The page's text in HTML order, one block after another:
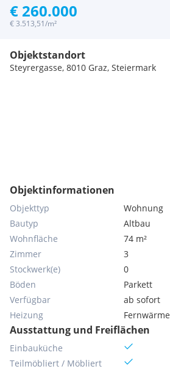
€ 260.000
€ 3.513,51/m²
Objektstandort
Steyrergasse, 8010 Graz, Steiermark
Objektinformationen
Objekttyp
Wohnung
Bautyp
Altbau
Wohnfläche
74 m²
Zimmer
3
Stockwerk(e)
0
Böden
Parkett
Verfügbar
ab sofort
Heizung
Fernwärme
Ausstattung und Freiflächen
Einbauküche
Teilmöbliert / Möbliert